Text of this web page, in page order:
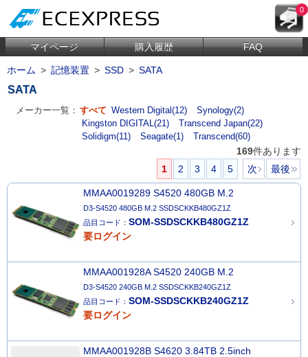
0
マイページ 購入履歴 FAQ
ホーム > 記憶装置 > SSD > SATA
SATA
メーカー一覧： すべて Western Digital(12)
Synology(2)
Kingston DIGITAL(21)
Transcend Japan(22)
Solidigm(11)
Seagate(1) Transcend(60)
169件あります
1
2 3 4 5 次 最後
MMAA0019289 S4520 480GB M.2
D3-S4520 480GB M.2 SSDSCKKB480GZ1Z
品目コード： SOM-SSDSCKKB480GZ1Z
要ログイン
MMAA001928A S4520 240GB M.2
D3-S4520 240GB M.2 SSDSCKKB240GZ1Z
品目コード： SOM-SSDSCKKB240GZ1Z
要ログイン
MMAA001928B S4620 3.84TB 2.5inch